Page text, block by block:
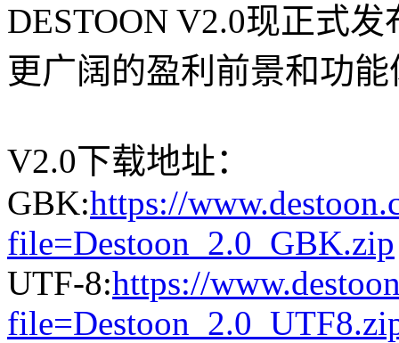
DESTOON V2.0现正式
更广阔的盈利前景和功能
V2.0下载地址：
GBK:https://
file=Destoon_2.0_GBK.zip
UTF-8:https://